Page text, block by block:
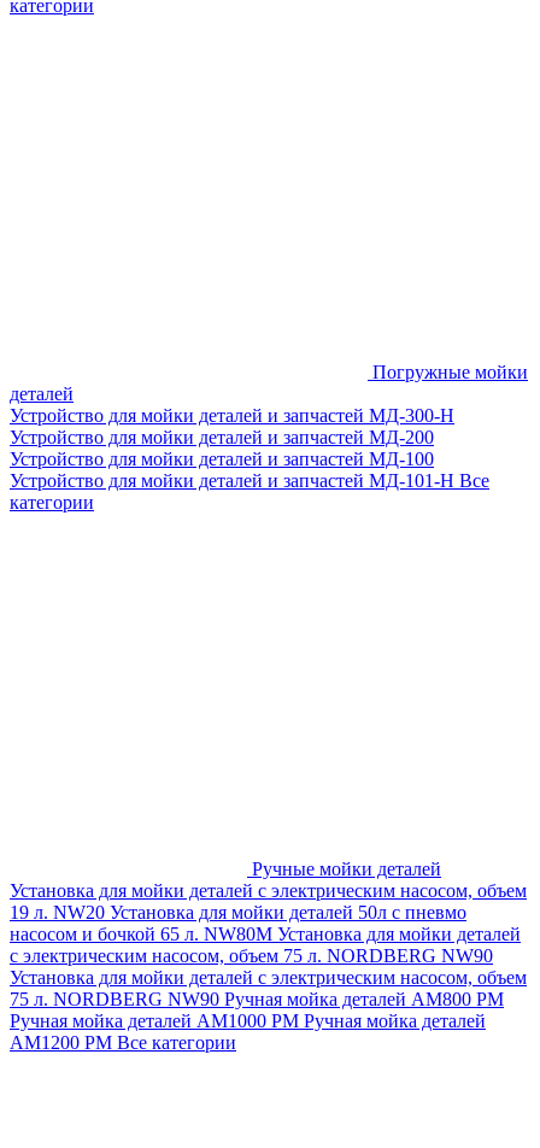
категории
Погружные мойки
деталей
Устройство для мойки деталей и запчастей МД-300-H
Устройство для мойки деталей и запчастей МД-200
Устройство для мойки деталей и запчастей МД-100
Устройство для мойки деталей и запчастей МД-101-Н Все
категории
Ручные мойки деталей
Установка для мойки деталей с электрическим насосом, объем
19 л. NW20 Установка для мойки деталей 50л с пневмо
насосом и бочкой 65 л. NW80M Установка для мойки деталей
с электрическим насосом, объем 75 л. NORDBERG NW90
Установка для мойки деталей с электрическим насосом, объем
75 л. NORDBERG NW90 Ручная мойка деталей АМ800 РМ
Ручная мойка деталей АМ1000 РМ Ручная мойка деталей
АМ1200 РМ Все категории